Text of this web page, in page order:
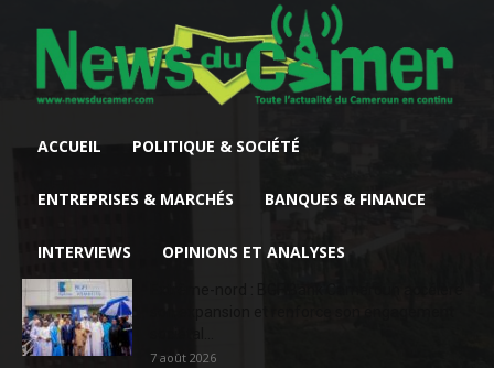
ACCUEIL POLITIQUE & SOCIÉTÉ
ENTREPRISES & MARCHÉS BANQUES & FINANCE
INTERVIEWS OPINIONS ET ANALYSES
7 août 2026